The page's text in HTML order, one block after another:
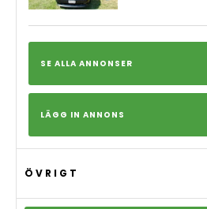
SE ALLA ANNONSER
LÄGG IN ANNONS
ÖVRIGT